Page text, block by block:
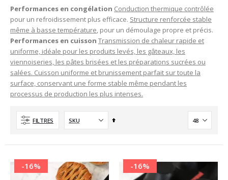
Performances en congélation Conduction thermique contrôlée
pour un refroidissement plus efficace. Structure renforcée stable
même à basse température, pour un démoulage propre et précis.
Performances en cuisson Transmission de chaleur rapide et
uniforme, idéale pour les produits levés, les gâteaux, les
viennoiseries, les pâtes brisées et les préparations sucrées ou
salées. Cuisson uniforme et brunissement parfait sur toute la
surface, conservant une forme stable même pendant les
processus de production les plus intenses.
FILTRES
Ordre
-16% -16%